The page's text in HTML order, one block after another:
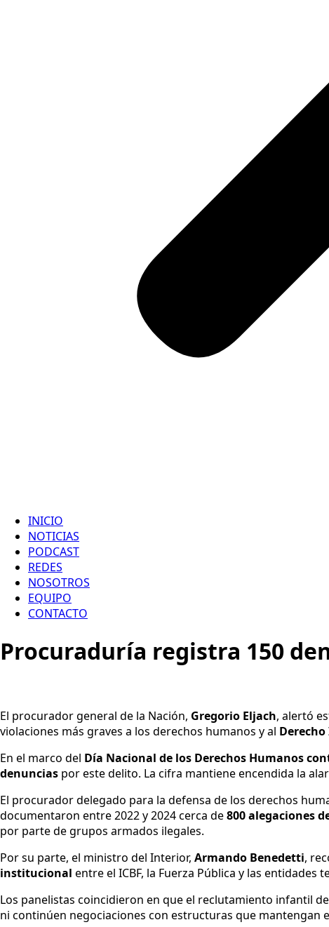
INICIO
NOTICIAS
PODCAST
REDES
NOSOTROS
EQUIPO
CONTACTO
Procuraduría registra 150
El procurador general de la Nación, Gregorio Eljach, alertó
violaciones más graves a los derechos humanos y al
En el marco del Día Nacional de los Derechos Humanos
denuncias por este delito. La cifra mantiene encendida la
El procurador delegado para la defensa de los derechos
documentaron entre 2022 y 2024 cerca de800 alegaciones
por parte de grupos armados ilegales.
Por su parte, el ministro del Interior, Armando Benedetti,
institucional entre el ICBF, la Fuerza Pública y las
Los panelistas coincidieron en que el reclutamiento infantil
ni continúen negociaciones con estructuras que mantengan